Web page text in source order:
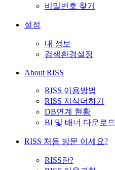
비밀번호 찾기
설정
내 정보
검색환경설정
About RISS
RISS 이용방법
RISS 지식더하기
DB연계 현황
BI 및 배너 다운로드
RISS 처음 방문 이세요?
RISS란?